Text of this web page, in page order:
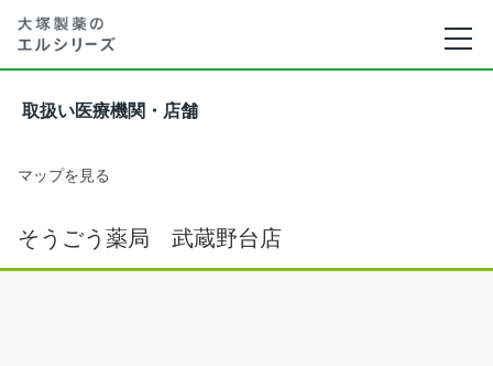
取扱い医療機関・店舗
マップを見る
そうごう薬局 武蔵野台店